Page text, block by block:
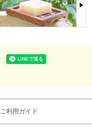
ご利用ガイド